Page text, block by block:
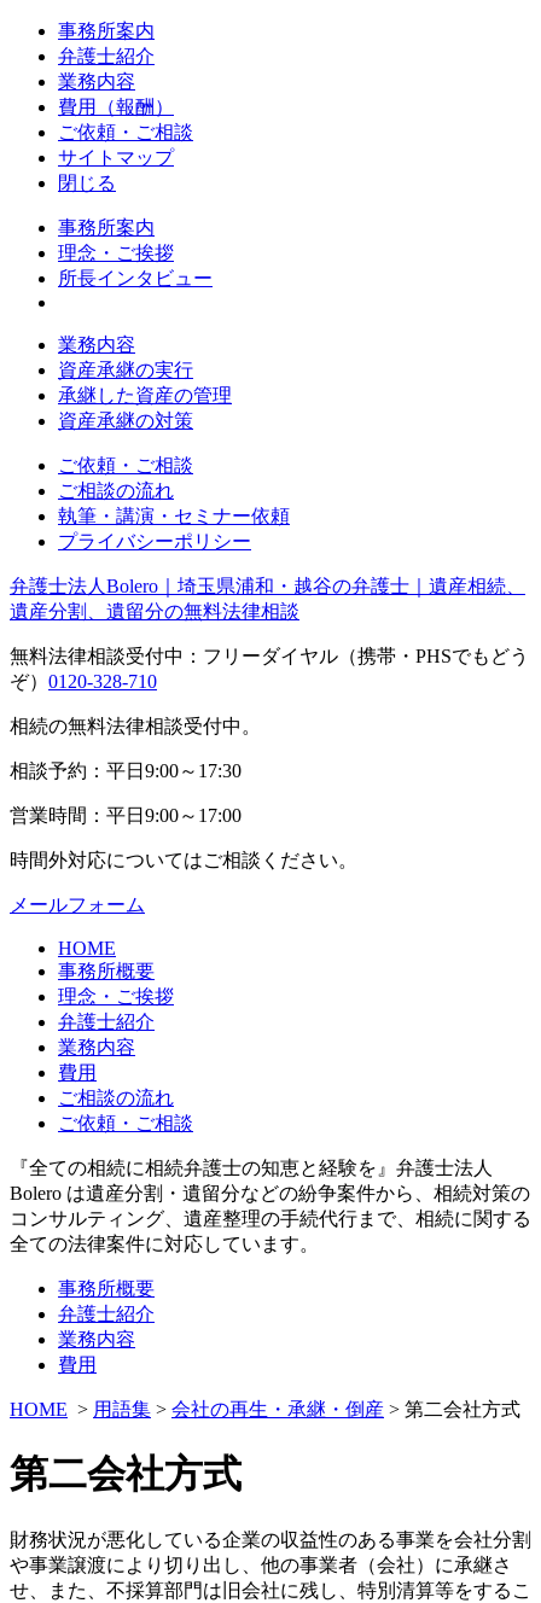
事務所案内
弁護士紹介
業務内容
費用（報酬）
ご依頼・ご相談
サイトマップ
閉じる
事務所案内
理念・ご挨拶
所長インタビュー
業務内容
資産承継の実行
承継した資産の管理
資産承継の対策
ご依頼・ご相談
ご相談の流れ
執筆・講演・セミナー依頼
プライバシーポリシー
弁護士法人Bolero｜埼玉県浦和・越谷の弁護士｜遺産相続、
遺産分割、遺留分の無料法律相談
無料法律相談受付中：フリーダイヤル（携帯・PHSでもどう
ぞ） 0120-328-710
相続の無料法律相談受付中。
相談予約：平日9:00～17:30
営業時間：平日9:00～17:00
時間外対応についてはご相談ください。
メールフォーム
HOME
事務所概要
理念・ご挨拶
弁護士紹介
業務内容
費用
ご相談の流れ
ご依頼・ご相談
『全ての相続に相続弁護士の知恵と経験を』弁護士法人
Bolero は遺産分割・遺留分などの紛争案件から、相続対策の
コンサルティング、遺産整理の手続代行まで、相続に関する
全ての法律案件に対応しています。
事務所概要
弁護士紹介
業務内容
費用
HOME > 用語集 > 会社の再生・承継・倒産 > 第二会社方式
第二会社方式
財務状況が悪化している企業の収益性のある事業を会社分割
や事業譲渡により切り出し、他の事業者（会社）に承継さ
せ、また、不採算部門は旧会社に残し、特別清算等をするこ